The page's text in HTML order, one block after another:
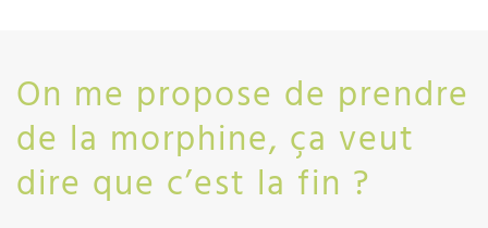
On me propose de prendre
de la morphine, ça veut
dire que c’est la fin ?